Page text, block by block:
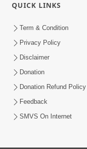
QUICK LINKS
Term & Condition
Privacy Policy
Disclaimer
Donation
Donation Refund Policy
Feedback
SMVS On Internet